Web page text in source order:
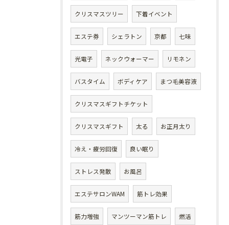
クリスマスツリー 下着イベント
エステ券 シェラトン 京都 七味
光電子 ネックウォーマー リモネン
バスタイム ボディケア まつ毛美容液
クリスマスギフトチケット
クリスマスギフト 太る お正月太り
冷え・疲労回復 良い眠り
ストレス発散 お風呂
エステサロンWAM 筋トレ効果
筋力増強 マンツーマン筋トレ 燃活